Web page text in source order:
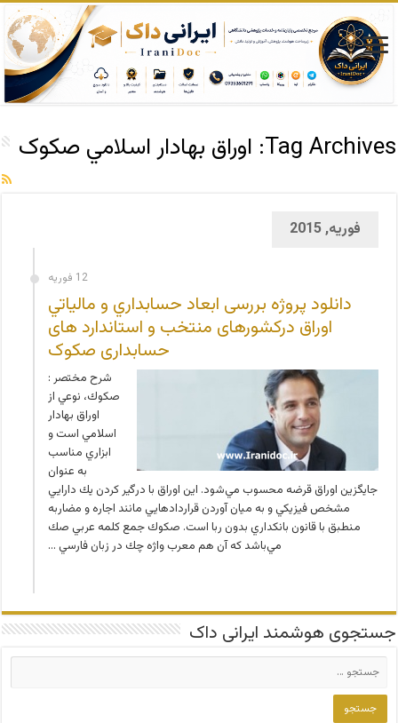
Tag Archives: اوراق بهادار اسلامي صکوک
فوریه, 2015
12 فوریه
دانلود پروژه بررسی ابعاد حسابداري و مالياتي
اوراق درکشورهای منتخب و استاندارد های
حسابداری صکوک
شرح مختصر :
صكوك، نوعي از
اوراق بهادار
اسلامي است و
ابزاري مناسب
به عنوان
جايگزين اوراق قرضه محسوب مي‌شود. اين اوراق با درگير كردن يك دارايي
مشخص فيزيكي و به ميان آوردن قراردادهايي مانند اجاره و مضاربه
منطبق با قانون بانكداري بدون ربا است. صكوك جمع كلمه عربي صك
مي‌باشد كه آن هم معرب واژه چك در زبان فارسي …
جستجوی هوشمند ایرانی داک